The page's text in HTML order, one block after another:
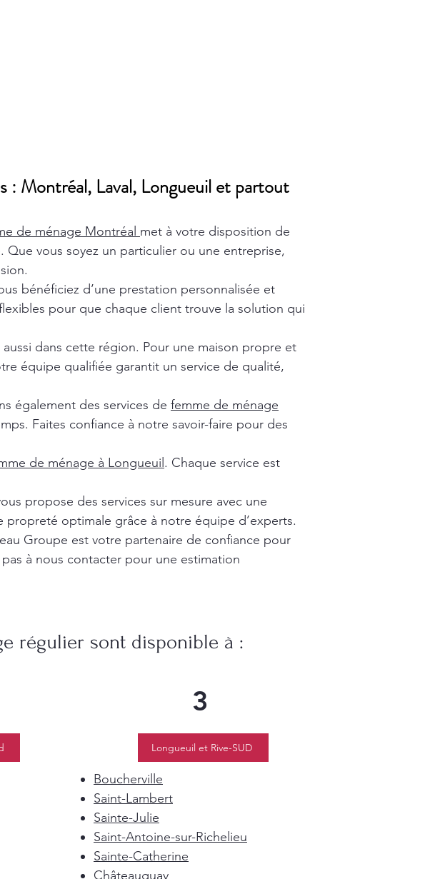
: Montréal, Laval, Longueuil et partout
de ménage Montréal met à votre disposition de
vous soyez un particulier ou une entreprise,
bénéficiez d’une prestation personnalisée et
pour que chaque client trouve la solution qui
dans cette région. Pour une maison propre et
équipe qualifiée garantit un service de qualité,
également des services de femme de ménage
Faites confiance à notre savoir-faire pour des
de ménage à Longueuil . Chaque service est
propose des services sur mesure avec une
propreté optimale grâce à notre équipe d’experts.
Groupe est votre partenaire de confiance pour
à nous contacter pour une estimation
régulier sont disponible à :
3
Longueuil et Rive-SUD
Boucherville
Saint-Lambert
Sainte-Julie
Saint-Antoine-sur-Richelieu
Sainte-Catherine
Châteauguay